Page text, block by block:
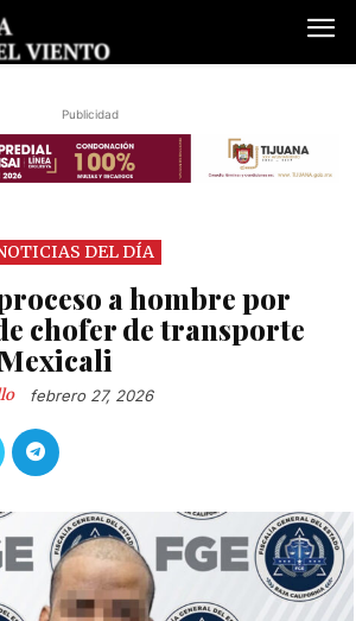
Publicidad
DEL DÍA
a hombre por
chofer de transporte
febrero 27, 2026